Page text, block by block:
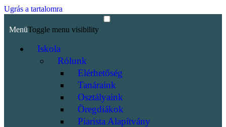
Ugrás a tartalomra
MenüToggle menu visibility
Iskola
Rólunk
Elérhetőség
Tanáraink
Osztályaink
Öregdiákok
Piarista Alapítvány